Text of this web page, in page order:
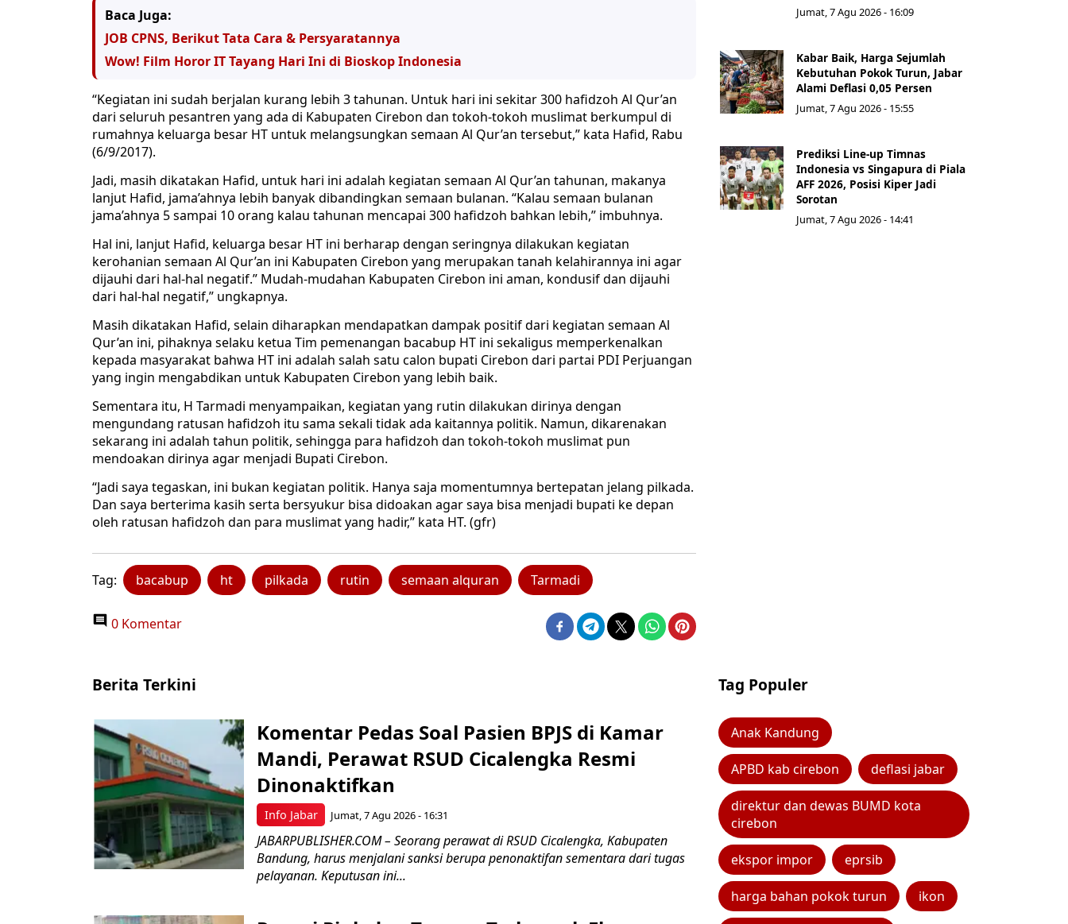
Baca Juga:
JOB CPNS, Berikut Tata Cara & Persyaratannya
Wow! Film Horor IT Tayang Hari Ini di Bioskop Indonesia
“Kegiatan ini sudah berjalan kurang lebih 3 tahunan. Untuk hari ini sekitar 300 hafidzoh Al Qur’an
dari seluruh pesantren yang ada di Kabupaten Cirebon dan tokoh-tokoh muslimat berkumpul di
rumahnya keluarga besar HT untuk melangsungkan semaan Al Qur’an tersebut,” kata Hafid, Rabu
(6/9/2017).
Jadi, masih dikatakan Hafid, untuk hari ini adalah kegiatan semaan Al Qur’an tahunan, makanya
lanjut Hafid, jama’ahnya lebih banyak dibandingkan semaan bulanan. “Kalau semaan bulanan
jama’ahnya 5 sampai 10 orang kalau tahunan mencapai 300 hafidzoh bahkan lebih,” imbuhnya.
Hal ini, lanjut Hafid, keluarga besar HT ini berharap dengan seringnya dilakukan kegiatan
kerohanian semaan Al Qur’an ini Kabupaten Cirebon yang merupakan tanah kelahirannya ini agar
dijauhi dari hal-hal negatif.” Mudah-mudahan Kabupaten Cirebon ini aman, kondusif dan dijauhi
dari hal-hal negatif,” ungkapnya.
Masih dikatakan Hafid, selain diharapkan mendapatkan dampak positif dari kegiatan semaan Al
Qur’an ini, pihaknya selaku ketua Tim pemenangan bacabup HT ini sekaligus memperkenalkan
kepada masyarakat bahwa HT ini adalah salah satu calon bupati Cirebon dari partai PDI Perjuangan
yang ingin mengabdikan untuk Kabupaten Cirebon yang lebih baik.
Sementara itu, H Tarmadi menyampaikan, kegiatan yang rutin dilakukan dirinya dengan
mengundang ratusan hafidzoh itu sama sekali tidak ada kaitannya politik. Namun, dikarenakan
sekarang ini adalah tahun politik, sehingga para hafidzoh dan tokoh-tokoh muslimat pun
mendoakan dirinya agar menjadi Bupati Cirebon.
“Jadi saya tegaskan, ini bukan kegiatan politik. Hanya saja momentumnya bertepatan jelang pilkada.
Dan saya berterima kasih serta bersyukur bisa didoakan agar saya bisa menjadi bupati ke depan
oleh ratusan hafidzoh dan para muslimat yang hadir,” kata HT. (gfr)
Tag: bacabup ht pilkada rutin semaan alquran Tarmadi
0 Komentar
Jumat, 7 Agu 2026 - 16:09
Kabar Baik, Harga Sejumlah
Kebutuhan Pokok Turun, Jabar
Alami Deflasi 0,05 Persen
Jumat, 7 Agu 2026 - 15:55
Prediksi Line-up Timnas
Indonesia vs Singapura di Piala
AFF 2026, Posisi Kiper Jadi
Sorotan
Jumat, 7 Agu 2026 - 14:41
Berita Terkini
Info Jabar
Komentar Pedas Soal Pasien BPJS di Kamar
Mandi, Perawat RSUD Cicalengka Resmi
Dinonaktifkan
Jumat, 7 Agu 2026 - 16:31
JABARPUBLISHER.COM – Seorang perawat di RSUD Cicalengka, Kabupaten
Bandung, harus menjalani sanksi berupa penonaktifan sementara dari tugas
pelayanan. Keputusan ini...
Tag Populer
Anak Kandung
APBD kab cirebon deflasi jabar
direktur dan dewas BUMD kota
cirebon
ekspor impor eprsib
harga bahan pokok turun ikon